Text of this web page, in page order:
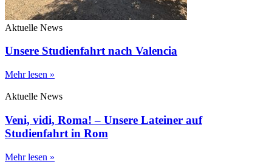
Aktuelle News
Unsere Studienfahrt nach Valencia
Mehr lesen »
Aktuelle News
Veni, vidi, Roma! – Unsere Lateiner auf
Studienfahrt in Rom
Mehr lesen »